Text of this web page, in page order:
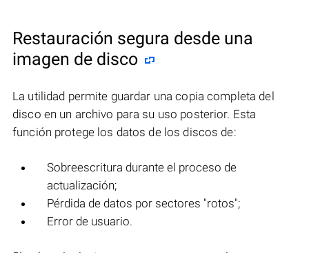
Restauración segura desde una
imagen de disco
La utilidad permite guardar una copia completa del
disco en un archivo para su uso posterior. Esta
función protege los datos de los discos de:
Sobreescritura durante el proceso de
actualización;
Pérdida de datos por sectores "rotos";
Error de usuario.